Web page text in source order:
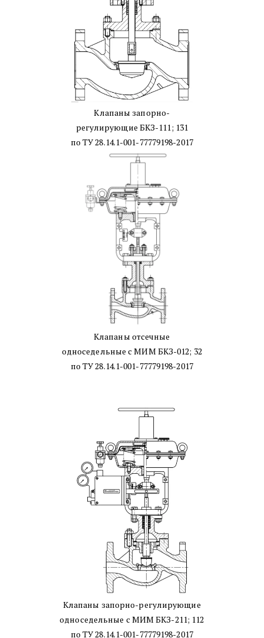
Клапаны запорно-
регулирующие БКЗ-111; 131
по ТУ 28.14.1-001-77779198-2017
Клапаны отсечные
односедельные с МИМ БКЗ-012; 32
по ТУ 28.14.1-001-77779198-2017
Клапаны запорно-регулирующие
односедельные с МИМ БКЗ-211; 112
по ТУ 28.14.1-001-77779198-2017